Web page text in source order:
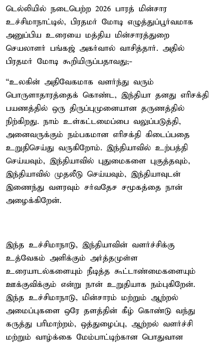
டெல்லியில் நடைபெற்ற 2026 பாரத் மின்சார
உச்சிமாநாட்டில், பிரதமர் மோடி எழுத்துப்பூர்வமாக
அனுப்பிய உரையை மத்திய மின்சாரத்துறை
செயலாளர் பங்கஜ் அகர்வால் வாசித்தார். அதில்
பிரதமர் மோடி கூறியிருப்பதாவது;-
“உலகின் அதிவேகமாக வளர்ந்து வரும்
பொருளாதாரத்தைக் கொண்ட, இந்தியா தனது எரிசக்தி
பயணத்தில் ஒரு திருப்புமுனையான தருணத்தில்
நிற்கிறது. நாம் உள்கட்டமைப்பை வலுப்படுத்தி,
அனைவருக்கும் நம்பகமான எரிசக்தி கிடைப்பதை
உறுதிசெய்து வருகிறோம். இந்தியாவில் உற்பத்தி
செய்யவும், இந்தியாவில் புதுமைகளை புகுத்தவும்,
இந்தியாவில் முதலீடு செய்யவும், இந்தியாவுடன்
இணைந்து வளரவும் சர்வதேச சமூகத்தை நான்
அழைக்கிறேன்.
இந்த உச்சிமாநாடு, இந்தியாவின் வளர்ச்சிக்கு
உத்வேகம் அளிக்கும் அர்த்தமுள்ள
உரையாடல்களையும் நீடித்த கூட்டாண்மைகளையும்
ஊக்குவிக்கும் என்று நான் உறுதியாக நம்புகிறேன்.
இந்த உச்சிமாநாடு, மின்சாரம் மற்றும் ஆற்றல்
அமைப்புகளை ஒரே தளத்தின் கீழ் கொண்டு வந்து
கருத்து பரிமாற்றம், ஒத்துழைப்பு, ஆற்றல் வளர்ச்சி
மற்றும் வாழ்க்கை மேம்பாட்டிற்கான பொதுவான